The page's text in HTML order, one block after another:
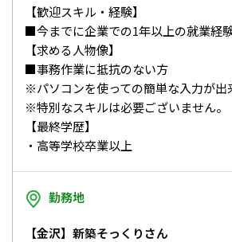
【歓迎スキル・経験】
■今までに企業での1年以上の就業経
【求める人物像】
■事務作業に抵抗のない方
※パソコンを使っての簡単な入力が出
※特別なスキルは必要ございません。
【最終学歴】
・高等学校卒業以上
勤務地
【金沢】新築そっくりさん